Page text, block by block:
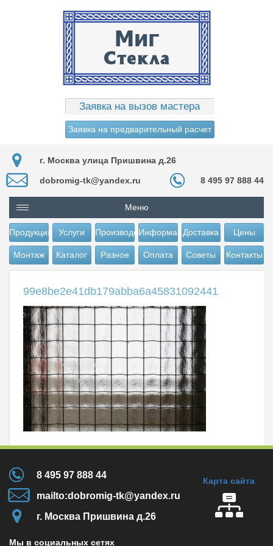
Заявка на вызов мастера
Заявка на предварительный расчет
г. Москва улица Пришвина д.26
dobromig-tk@yandex.ru 8 495 97 888 44
Меню
Продукция Услуги ПроизводствоИнформацияДоставка Цены
Монтаж Каталог Разное Оплата Советы Контакты
99e8be2e41db179abba6a45831092441
8 495 97 888 44
mailto:dobromig-tk@yandex.ru
г. Москва Пришвина д.26
Карта сайта
Мы в социальных сетях